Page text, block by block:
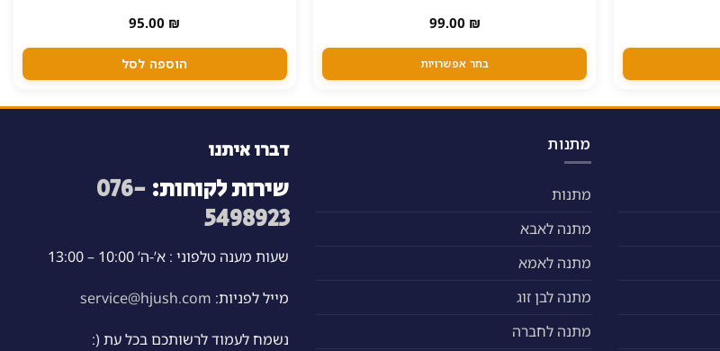
99.00 ₪
בחר אפשרויות
סוגים.
ניתן
האפשרויות
בעמוד
95.00 ₪
הוספה לסל
מתנות
מתנות
מתנה לאבא
מתנה לאמא
מתנה לבן זוג
מתנה לחברה
דברו איתנו
שירות לקוחות: 076-
5498923
שעות מענה טלפוני : א’-ה’ 10:00 – 13:00
מייל לפניות: service@hjush.com
נשמח לעמוד לרשותכם בכל עת (: